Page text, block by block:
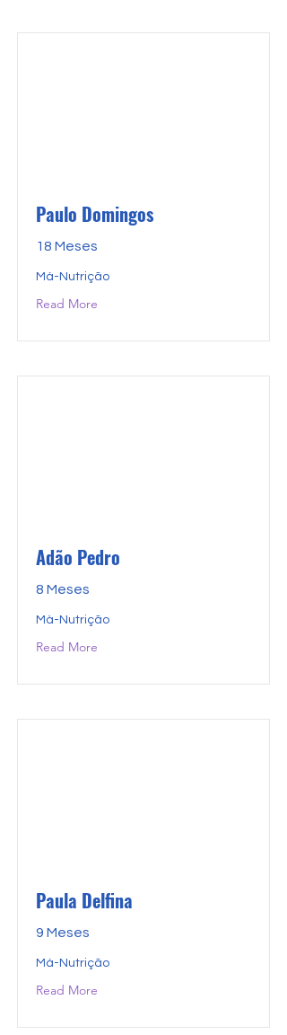
Paulo Domingos
18 Meses
Má-Nutrição
Read More
Adão Pedro
8 Meses
Mà-Nutrição
Read More
Paula Delfina
9 Meses
Má-Nutrição
Read More